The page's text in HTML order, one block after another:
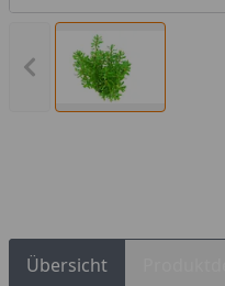
Vorheriges Bild anzeigen
Übersicht